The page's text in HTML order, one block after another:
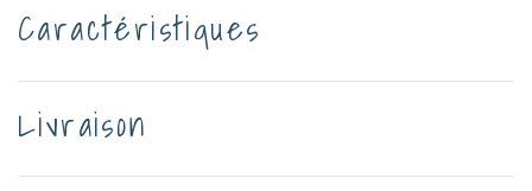
Caractéristiques
Livraison